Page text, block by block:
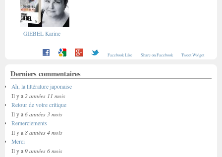
GIEBEL Karine
Facebook Like Share on Facebook Tweet Widget
Derniers commentaires
Ah, la littérature japonaise
Il y a 2 années 11 mois
Retour de votre critique
Il y a 6 années 3 mois
Remerciements
Il y a 8 années 4 mois
Merci
Il y a 9 années 6 mois